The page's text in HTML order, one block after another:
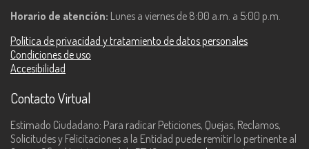
Horario de atención: Lunes a viernes de 8:00 a.m. a 5:00 p.m.
Política de privacidad y tratamiento de datos personales
Condiciones de uso
Accesibilidad
Contacto Virtual
Estimado Ciudadano: Para radicar Peticiones, Quejas, Reclamos,
Solicitudes y Felicitaciones a la Entidad puede remitir lo pertinente al